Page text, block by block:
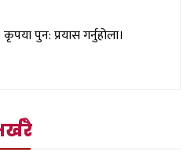
कृपया पुन: प्रयास गर्नुहोला।